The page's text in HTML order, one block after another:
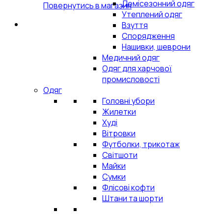
Повернутись в магазинДемісезонний одяг
Утеплений одяг
Взуття
Спорядження
Нашивки, шеврони
Медичний одяг
Одяг для харчової
промисловості
Одяг
Головні убори
Жилетки
Худі
Вітровки
Футболки, трикотаж
Світшоти
Майки
Сумки
Флісові кофти
Штани та шорти